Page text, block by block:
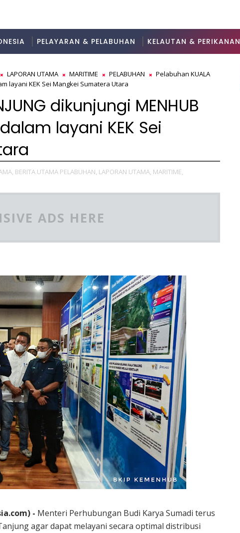
PELAYARAN & PELABUHAN KELAUTAN & PERIKANAN
LAPORAN UTAMA MARITIME PELABUHAN
Pelabuhan KUALA
layani KEK Sei Mangkei Sumatera Utara
dikunjungi MENHUB
layani KEK Sei
BERITA UTAMA PELABUHAN, LAPORAN UTAMA, MARITIME,
ADS HERE
- Menteri Perhubungan Budi Karya Sumadi terus
agar dapat melayani secara optimal distribusi